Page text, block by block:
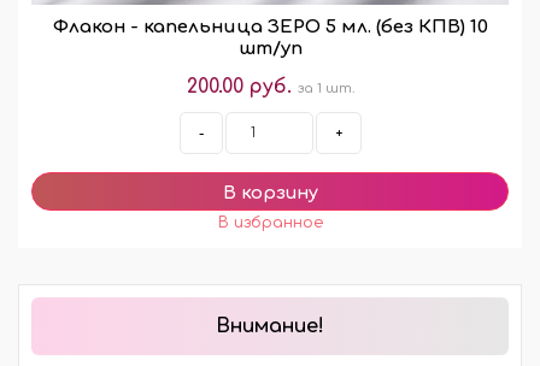
Флакон - капельница ЗЕРО 5 мл. (без КПВ) 10
шт/уп
200.00 руб. за 1 шт.
- +
Внимание!